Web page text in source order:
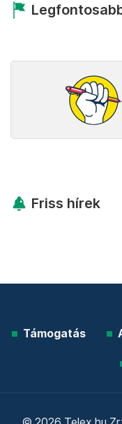
Friss hírek
Támogatás